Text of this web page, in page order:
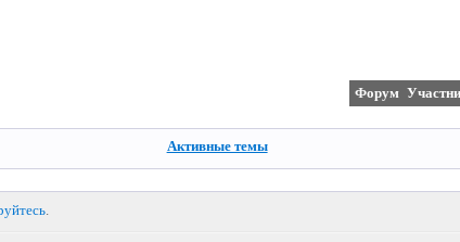
Форум
Активные темы
.